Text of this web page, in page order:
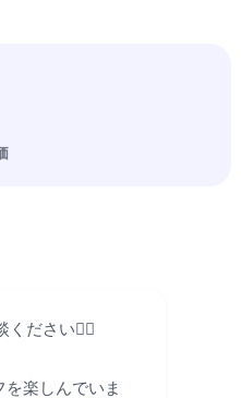
ださい🙆‍♀️
楽しんでいま